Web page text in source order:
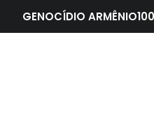
para
GENOCÍDIO ARMÊNIO